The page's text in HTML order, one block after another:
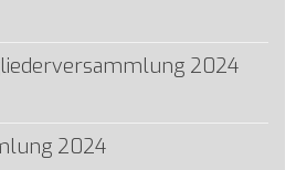
2024
2024